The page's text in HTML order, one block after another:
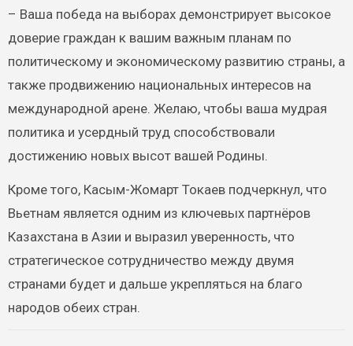
– Ваша победа на выборах демонстрирует высокое
доверие граждан к вашим важным планам по
политическому и экономическому развитию страны, а
также продвижению национальных интересов на
международной арене. Желаю, чтобы ваша мудрая
политика и усердный труд способствовали
достижению новых высот вашей Родины.
Кроме того, Касым-Жомарт Токаев подчеркнул, что
Вьетнам является одним из ключевых партнёров
Казахстана в Азии и выразил уверенность, что
стратегическое сотрудничество между двумя
странами будет и дальше укрепляться на благо
народов обеих стран.